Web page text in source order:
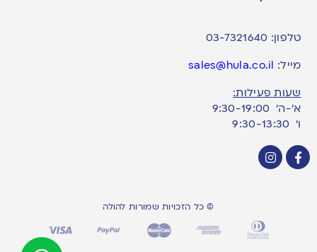
טלפון: 03-7321640
מייל: sales@hula.co.il
שעות פעילות:
א’-ה’ 9:30-19:00
ו׳ 9:30-13:30
© כל הזכויות שמורות להולה